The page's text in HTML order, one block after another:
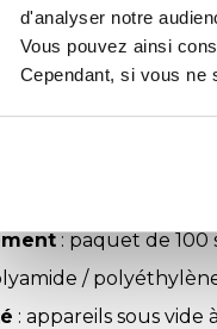
d'analyser notre
Vous pouvez ainsi
Cependant, si vous ne
µ
: paquet de 100
/
: appareils sous vide